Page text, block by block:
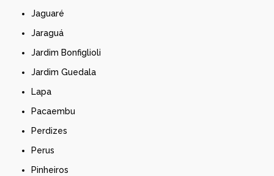
Jaguaré
Jaraguá
Jardim Bonfiglioli
Jardim Guedala
Lapa
Pacaembu
Perdizes
Perus
Pinheiros